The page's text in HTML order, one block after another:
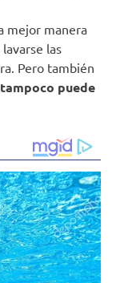
mejor manera
las
Pero también
tampoco puede